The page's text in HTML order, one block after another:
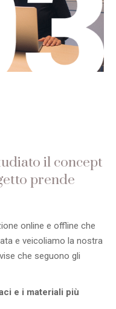
il concept
prende
online e offline che
e veicoliamo la nostra
che seguono gli
e i materiali più